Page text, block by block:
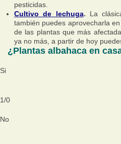
pesticidas.
Cultivo de lechuga. La
también puedes aprovecharla
de las plantas que más
ya no más, a partir de hoy
¿Plantas albahaca en
Si
1/0
No